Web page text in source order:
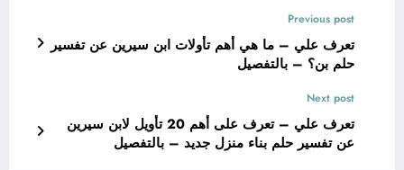
Previous post
تعرف علي – ما هي أهم تأولات ابن سيرين عن تفسير
حلم بن؟ – بالتفصيل
Next post
تعرف علي – تعرف على أهم 20 تأويل لابن سيرين
عن تفسير حلم بناء منزل جديد – بالتفصيل